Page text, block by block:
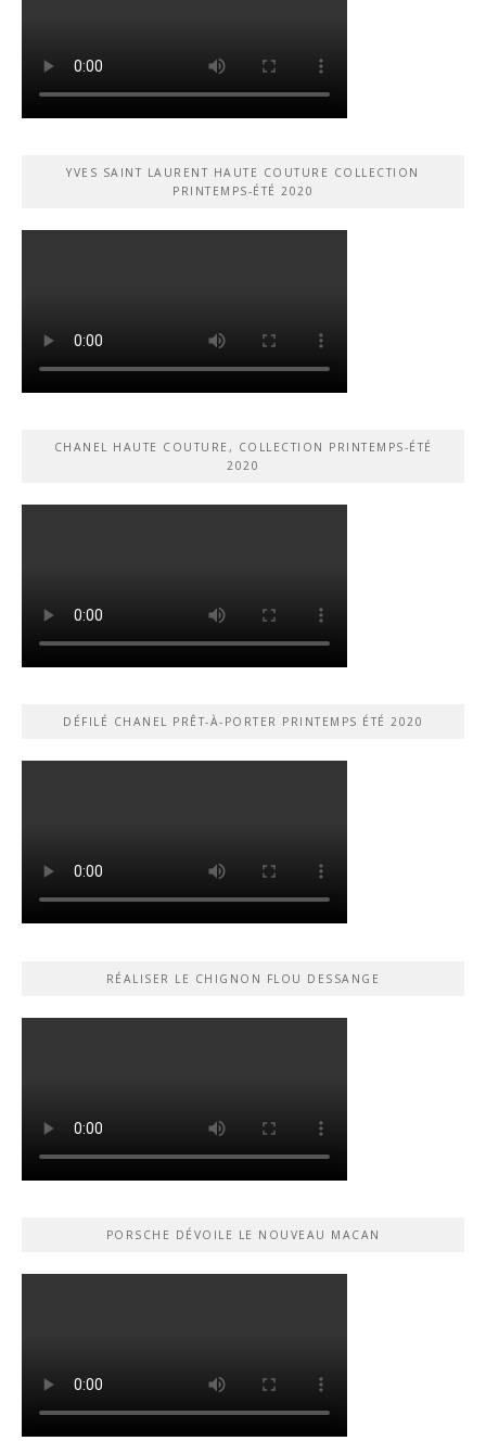
YVES SAINT LAURENT HAUTE COUTURE COLLECTION
PRINTEMPS-ÉTÉ 2020
CHANEL HAUTE COUTURE, COLLECTION PRINTEMPS-ÉTÉ
2020
DÉFILÉ CHANEL PRÊT-À-PORTER PRINTEMPS ÉTÉ 2020
RÉALISER LE CHIGNON FLOU DESSANGE
PORSCHE DÉVOILE LE NOUVEAU MACAN